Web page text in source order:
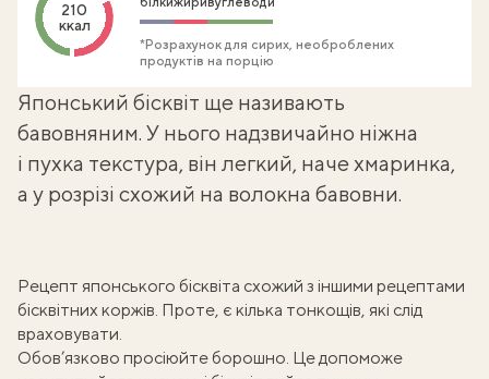
210
ккал
*Розрахунок для сирих, необроблених
продуктів на порцію
Японський бісквіт ще називають
бавовняним. У нього надзвичайно ніжна
і пухка текстура, він легкий, наче хмаринка,
а у розрізі схожий на волокна бавовни.
Рецепт японського бісквіта схожий з іншими рецептами
бісквітних коржів. Проте, є кілька тонкощів, які слід
враховувати.
Обов’язково просіюйте борошно. Це допоможе